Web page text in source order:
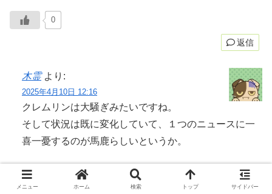
0
返信
木霊 より:
2025年4月10日 12:16
クレムリンは大騒ぎみたいですね。
そして状況は既に変化していて、１つのニュースに一
喜一憂するのが馬鹿らしいというか。
僕の分析では支那はロシアに助け船出している場合じ
メニュー ホーム 検索 トップ サイドバー